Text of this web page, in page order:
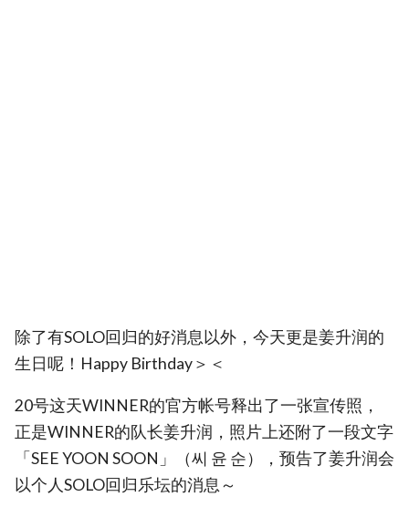
除了有SOLO回归的好消息以外，今天更是姜升润的
生日呢！Happy Birthday＞＜
20号这天WINNER的官方帐号释出了一张宣传照，
正是WINNER的队长姜升润，照片上还附了一段文字
「SEE YOON SOON」（씨 윤 순），预告了姜升润会
以个人SOLO回归乐坛的消息～